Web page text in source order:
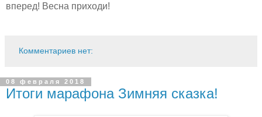
вперед! Весна приходи!
Комментариев нет:
08 февраля 2018
Итоги марафона Зимняя сказка!